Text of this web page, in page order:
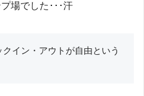
場でした･･･汗
イン・アウトが自由という